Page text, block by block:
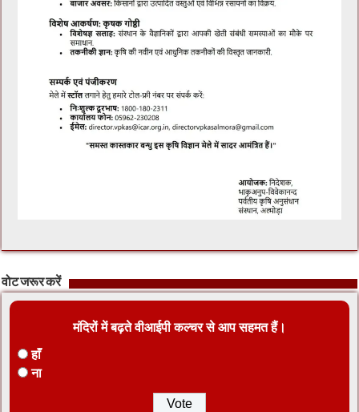
वोट जरूर करें
मंदिरों में बढ़ते वीआईपी कल्चर से आप सहमत हैं।
हाँ
ना